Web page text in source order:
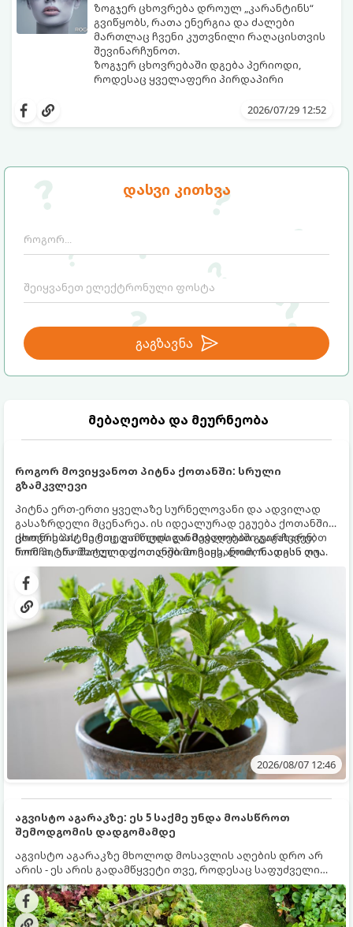
დასვი კითხვა
გაგზავნა
მებაღეობა და მეურნეობა
როგორ მოვიყვანოთ პიტნა ქოთანში: სრული
გზამკვლევი
პიტნა ერთ-ერთი ყველაზე სურნელოვანი და ადვილად
გასაზრდელი მცენარეა. ის იდეალურად ეგუება ქოთანში
ცხოვრებას, მეტიც, გამოცდილი მებაღეები გვირჩევენ,
რომ პიტნა მხოლოდ ქოთანში მოვიყვანოთ, რადგან ღია
გრუნტში (ბაღში) დარგვისას ის ფესვებით ძალიან
სწრაფად ვრცელდება და სხვა მცენარეებს ავიწროებს.
ქოთნის პიტნა მთელი წლის განმავლობაში გაგახარებთ
ნორჩი, არომატული ფოთლებით ჩაის, ლიმონათისა თუ
კერძებისთვის.
2026/08/07 12:46
აგვისტო აგარაკზე: ეს 5 საქმე უნდა მოასწროთ
შემოდგომის დადგომამდე
აგვისტო აგარაკზე მხოლოდ მოსავლის აღების დრო არ
არის - ეს არის გადამწყვეტი თვე, როდესაც საფუძველი
ეყრება მომავალი წლის მოსავალს და ბაღი მზადდება
შემოდგომა-ზამთრის სეზონისთვის. იმისათვის, რომ
ნიადაგმა ენერგია აღიდგინოს, ხოლო მცენარეებმა
ზოგჯერ ცხოვრება დროულ „კარანტინს“
გვიწყობს, რათა ენერგია და ძალები
მართლაც ჩვენი კუთვნილი რაღაცისთვის
შევინარჩუნოთ.
ზოგჯერ ცხოვრებაში დგება პერიოდი,
როდესაც ყველაფერი პირდაპირი
იშლება მნიშვნელოვანი გარიგებები,
ასეთ მომენტებში ადვილია
ეზოთერიკასა და ფსიქოლოგიაში ეს
ფენომენი ხშირად სხვანაირად
რეალური, მაგრამ ჯერ კიდევ უხილავი
საფრთხისგან შორს მივყავართ.
მომხდარი მარცხი სასჯელი კი არა,
სამყაროს მცდელობაა:
2026/07/29 12:52